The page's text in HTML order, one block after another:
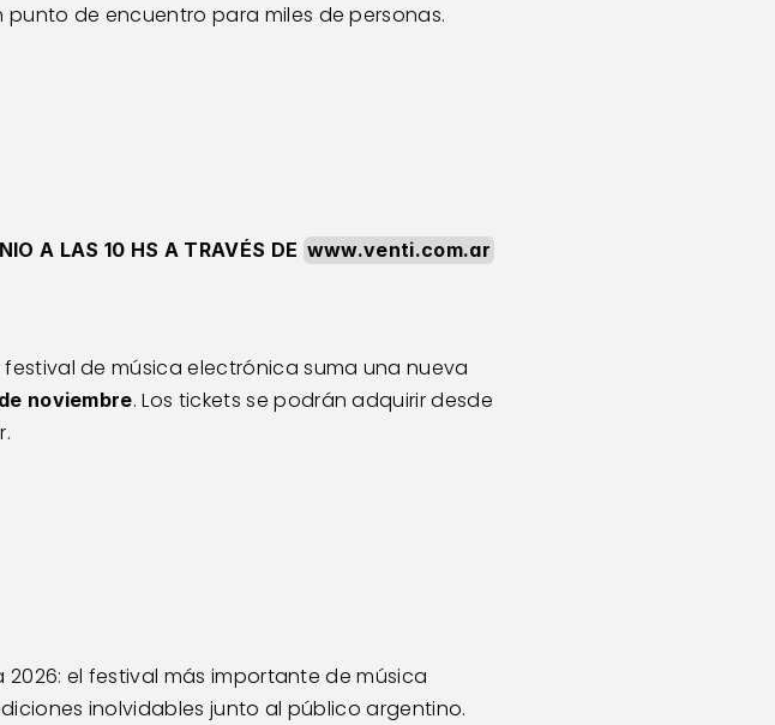
de encuentro para miles de personas.
A LAS 10 HS A TRAVÉS DE www.venti.com.ar
de música electrónica suma una nueva
noviembre. Los tickets se podrán adquirir desde
el festival más importante de música
inolvidables junto al público argentino.